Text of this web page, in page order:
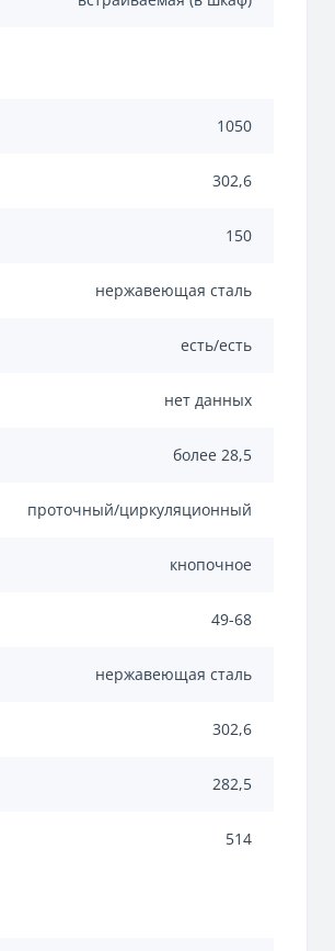
1050
302,6
150
нержавеющая сталь
есть/есть
нет данных
более 28,5
проточный/циркуляционный
кнопочное
49-68
нержавеющая сталь
302,6
282,5
514